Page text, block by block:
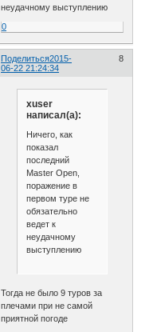
неудачному выступлению
0
Поделиться 8
2015-
06-22 21:24:34
xuser
написал(а):
Ничего, как
показал
последний
Master Open,
поражение в
первом туре не
обязательно
ведет к
неудачному
выступлению
Тогда не было 9 туров за
плечами при не самой
приятной погоде